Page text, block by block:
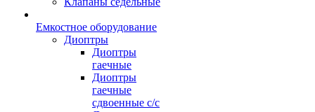
Емкостное оборудование
Диоптры
Диоптры
гаечные
Диоптры
гаечные
сдвоенные c/c